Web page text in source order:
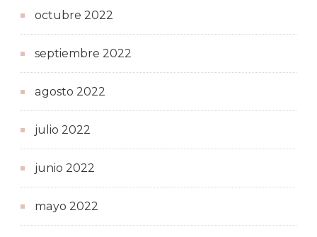
octubre 2022
septiembre 2022
agosto 2022
julio 2022
junio 2022
mayo 2022